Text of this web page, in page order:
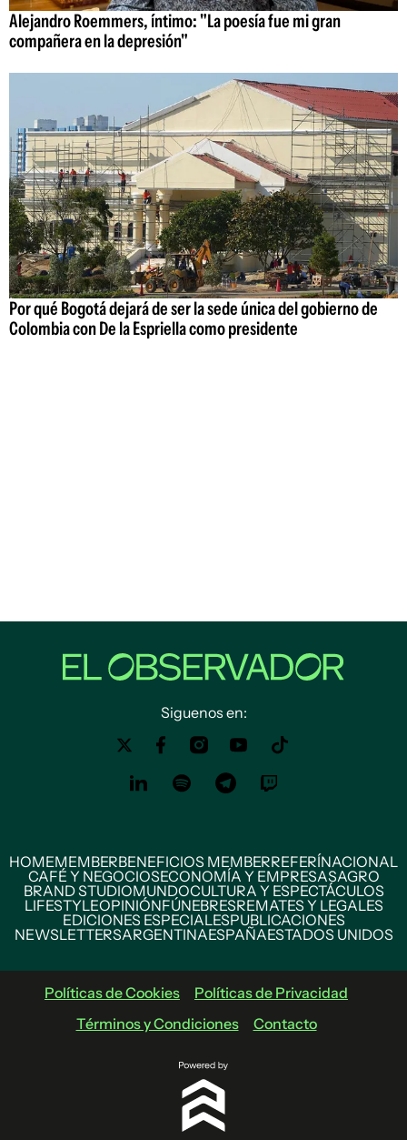
Alejandro Roemmers, íntimo: "La poesía fue mi gran
compañera en la depresión"
Por qué Bogotá dejará de ser la sede única del gobierno de
Colombia con De la Espriella como presidente
Siguenos en:
HOMEMEMBERBENEFICIOS MEMBERREFERÍNACIONAL
CAFÉ Y NEGOCIOSECONOMÍA Y EMPRESASAGRO
BRAND STUDIOMUNDOCULTURA Y ESPECTÁCULOS
LIFESTYLEOPINIÓNFÚNEBRESREMATES Y LEGALES
EDICIONES ESPECIALESPUBLICACIONES
NEWSLETTERSARGENTINAESPAÑAESTADOS UNIDOS
Políticas de Cookies
Políticas de Privacidad
Términos y Condiciones
Contacto